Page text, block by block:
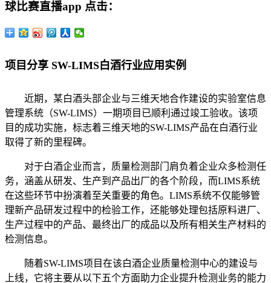
球比赛直播app 点击：
项目分享 SW-LIMS白酒行业应用实例
近期，某白酒头部企业与三维天地合作建设的实验室信息
管理系统（SW-LIMS）一期项目已顺利通过竣工验收。该项
目的成功实施，标志着三维天地的SW-LIMS产品在白酒行业
取得了新的里程碑。
对于白酒企业而言，质量检测部门肩负着企业众多检测任
务，涵盖从研发、生产到产品出厂的各个阶段，而LIMS系统
在这些环节中扮演着至关重要的角色。LIMS系统不仅能够管
理新产品研发过程中的检验工作，还能够处理包括原料进厂、
生产过程中的产品、最终出厂的成品以及所有相关生产材料的
检测信息。
随着SW-LIMS项目在该白酒企业质量检测中心的建设与
上线，它将主要从以下五个方面助力企业提升检测业务的能力